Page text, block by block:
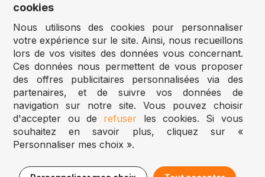
Autriche :www.puzzle.at
Belgique :www.puzzle.be
Royaume Uni :
www.jigsawpuzzle.co.uk
Accès revendeurs / détaillants
Vous avez un magasin ?
Vous souhaitez accéder à nos prix revendeurs ?
Puzzle.be 2025
cookies
Nous utilisons des cookies pour personnaliser
votre expérience sur le site. Ainsi, nous recueillons
lors de vos visites des données vous concernant.
Ces données nous permettent de vous proposer
des offres publicitaires personnalisées via des
partenaires, et de suivre vos données de
navigation sur notre site. Vous pouvez choisir
d'accepter ou de refuser les cookies. Si vous
souhaitez en savoir plus, cliquez sur «
Personnaliser mes choix ».